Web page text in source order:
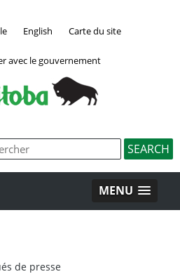
English Carte du site
avec le gouvernement
MENU
de presse